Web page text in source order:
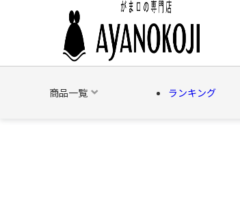
商品一覧 ランキング